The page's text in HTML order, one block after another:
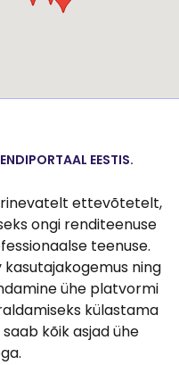
EESTIS.
ettevõtetelt,
ongi renditeenuse
teenuse.
kasutajakogemus ning
ühe platvormi
külastama
kõik asjad ühe